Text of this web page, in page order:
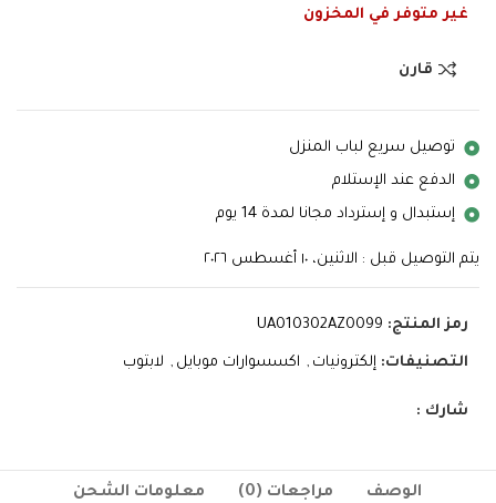
غير متوفر في المخزون
قارن
توصيل سريع لباب المنزل
الدفع عند الإستلام
إستبدال و إسترداد مجانا لمدة 14 يوم
يتم التوصيل قبل : الاثنين، ١٠ أغسطس ٢٠٢٦
رمز المنتج: UA010302AZ0099
التصنيفات: إلكترونيات , اكسسوارات موبايل , لابتوب
شارك :
الوصف مراجعات (0) معلومات الشحن